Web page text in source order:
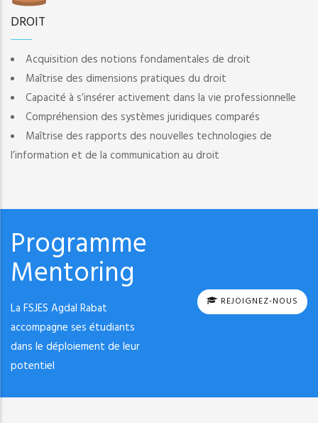
DROIT
Acquisition des notions fondamentales de droit
Maîtrise des dimensions pratiques du droit
Capacité à s’insérer activement dans la vie professionnelle
Compréhension des systèmes juridiques comparés
Maîtrise des rapports des nouvelles technologies de
l’information et de la communication au droit
Programme
Mentoring
La FSJES Agdal Rabat
accompagne ses étudiants
dans le déploiement de leur
potentiel
REJOIGNEZ-NOUS